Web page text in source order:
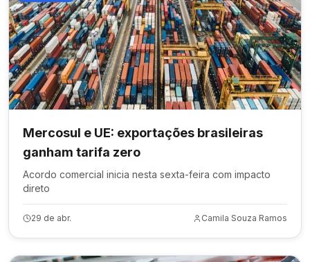
Mercosul e UE: exportações brasileiras
ganham tarifa zero
Acordo comercial inicia nesta sexta-feira com impacto
direto
29 de abr. Camila Souza Ramos